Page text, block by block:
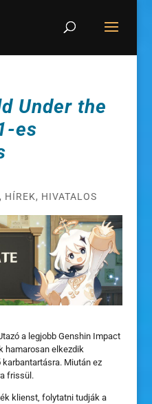
Under the
es
, HÍREK, HIVATALOS
a legjobb Genshin Impact
hamarosan elkezdik
Miután ez
frissül.
klienst, folytatni tudják a